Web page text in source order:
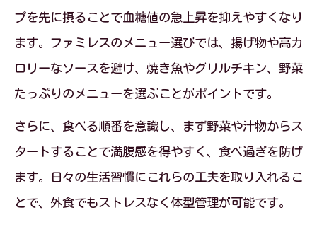
プを先に摂ることで血糖値の急上昇を抑えやすくなり
ます。ファミレスのメニュー選びでは、揚げ物や高カ
ロリーなソースを避け、焼き魚やグリルチキン、野菜
たっぷりのメニューを選ぶことがポイントです。
さらに、食べる順番を意識し、まず野菜や汁物からス
タートすることで満腹感を得やすく、食べ過ぎを防げ
ます。日々の生活習慣にこれらの工夫を取り入れるこ
とで、外食でもストレスなく体型管理が可能です。